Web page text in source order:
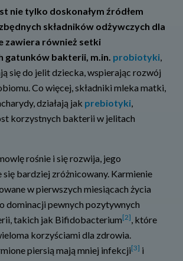
nie tylko doskonałym źródłem
składników odżywczych dla
zawiera również setki
gatunków bakterii, m.in. probiotyki,
się do jelit dziecka, wspierając rozwój
Co więcej, składniki mleka matki,
działają jak prebiotyki,
korzystnych bakterii w jelitach
rośnie i się rozwija, jego
bardziej zróżnicowany. Karmienie
w pierwszych miesiącach życia
dominacji pewnych pozytywnych
takich jak Bifidobacterium[2], które
korzyściami dla zdrowia.
piersią mają mniej infekcji[3] i